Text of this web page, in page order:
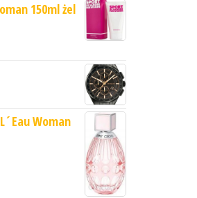
150ml żel
Woman